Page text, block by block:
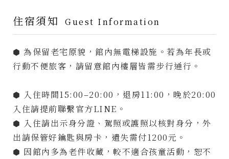
住宿須知 Guest Information
⬢ 為保留老宅原貌，館內無電梯設施。若為年長或
行動不便旅客，請留意館內樓層皆需步行通行。
⬢ 入住時間15:00–20:00，退房11:00，晚於20:00
入住請提前聯繫官方LINE。
⬢ 入住請出示身分證、駕照或護照以核對身分，外
出請保管好鑰匙與房卡，遺失需付1200元。
⬢ 因館內多為老件收藏，較不適合孩童活動，恕不